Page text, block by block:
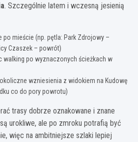
. Szczególnie latem i wczesną jesienią
po mieście (np. pętla: Park Zdrojowy –
Czaszek – powrót)
walking po wyznaczonych ścieżkach w
wzniesienia z widokiem na Kudowę
co do pory powrotu)
trasy dobrze oznakowane i znane
urokliwe, ale po zmroku potrafią być
więc na ambitniejsze szlaki lepiej